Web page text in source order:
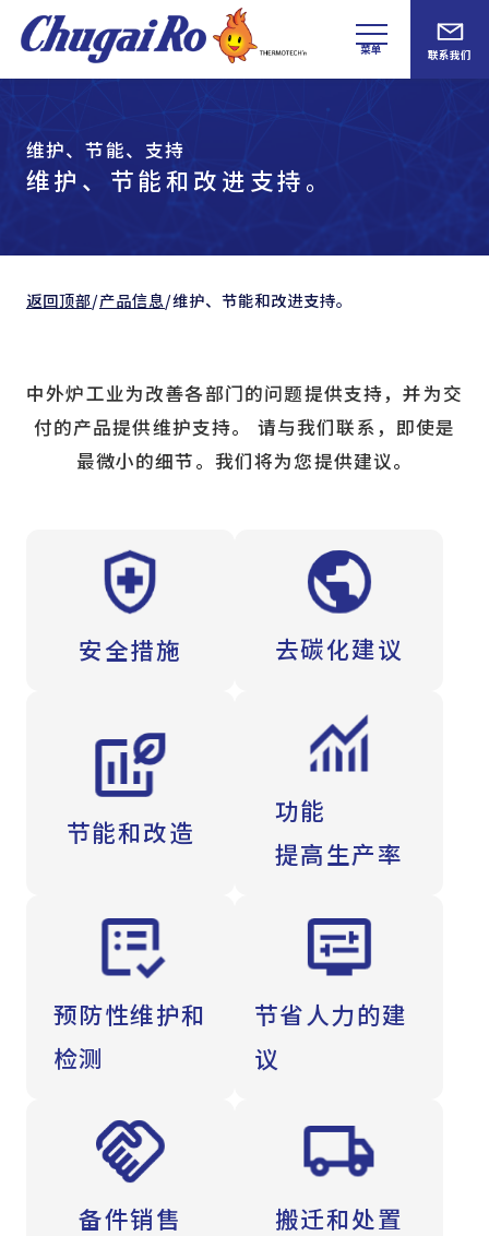
菜单 联系我们
维护、节能、支持
维护、节能和改进支持。
返回顶部/产品信息/维护、节能和改进支持。
中外炉工业为改善各部门的问题提供支持，并为交
付的产品提供维护支持。
请与我们联系，即使是
最微小的细节。我们将为您提供建议。
安全措施 去碳化建议
节能和改造
功能
提高生产率
预防性维护和
检测
节省人力的建
议
备件销售 搬迁和处置